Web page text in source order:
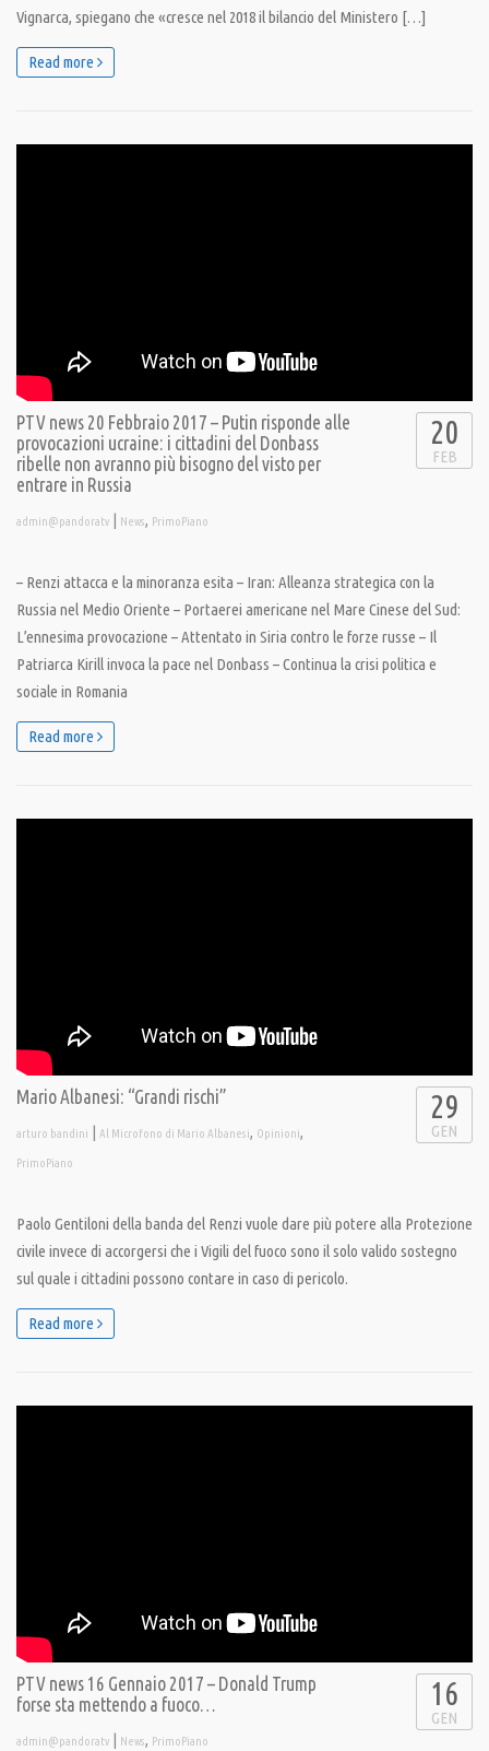
Vignarca, spiegano che «cresce nel 2018 il bilancio del Ministero […]
Read more
PTV news 20 Febbraio 2017 – Putin risponde alle
provocazioni ucraine: i cittadini del Donbass
ribelle non avranno più bisogno del visto per
entrare in Russia
admin@pandoratv | News, PrimoPiano
20
FEB
– Renzi attacca e la minoranza esita – Iran: Alleanza strategica con la
Russia nel Medio Oriente – Portaerei americane nel Mare Cinese del Sud:
L’ennesima provocazione – Attentato in Siria contro le forze russe – Il
Patriarca Kirill invoca la pace nel Donbass – Continua la crisi politica e
sociale in Romania
Read more
Mario Albanesi: “Grandi rischi”
arturo bandini | Al Microfono di Mario Albanesi, Opinioni,
PrimoPiano
29
GEN
Paolo Gentiloni della banda del Renzi vuole dare più potere alla Protezione
civile invece di accorgersi che i Vigili del fuoco sono il solo valido sostegno
sul quale i cittadini possono contare in caso di pericolo.
Read more
PTV news 16 Gennaio 2017 – Donald Trump
forse sta mettendo a fuoco…
admin@pandoratv | News, PrimoPiano
16
GEN